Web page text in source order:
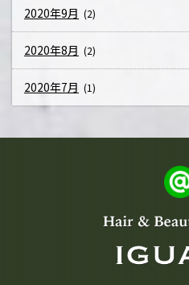
2020年9月 (2)
2020年8月 (2)
2020年7月 (1)